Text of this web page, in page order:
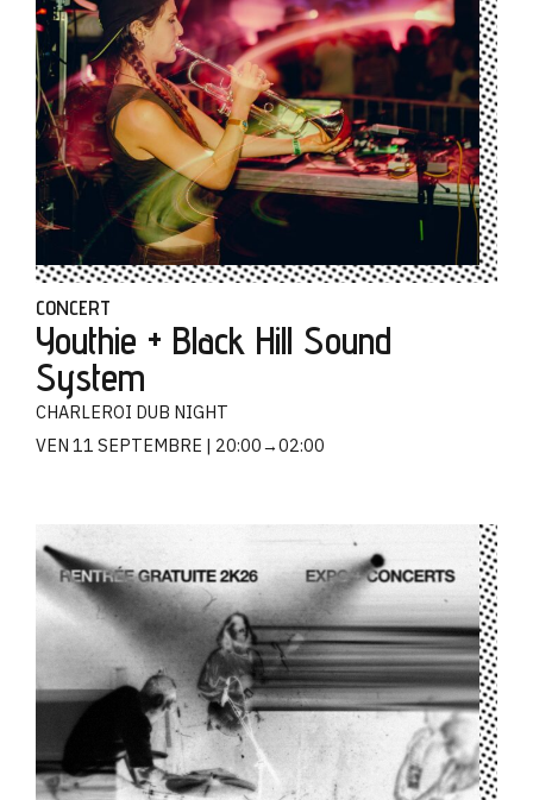
CONCERT
Youthie + Black Hill Sound
System
CHARLEROI DUB NIGHT
VEN 11 SEPTEMBRE
20:00→02:00